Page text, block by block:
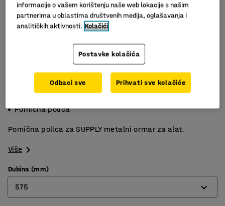
Obojani metal
Pomična polica
Pomična polica za SUPPLY metalni ormar za alat.
Više
Dubina (mm)
575
informacije o vašem korištenju naše web lokacije s našim
partnerima u oblastima društvenih medija, oglašavanja i
analitičkih aktivnosti. Kolačići
Postavke kolačića
Odbaci sve Prihvati sve kolačiće